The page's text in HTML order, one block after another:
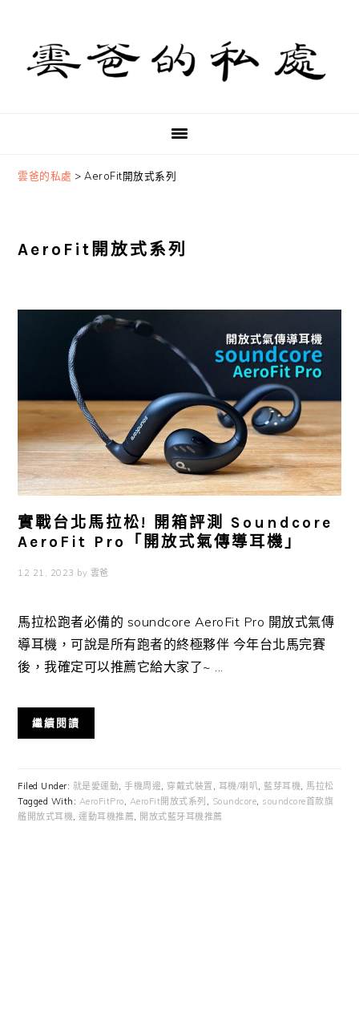
primary
navigation
content
primary
sidebar
雲爸的私處 >AeroFit開放式系列
AeroFit開放式系列
實戰台北馬拉松! 開箱評測 Soundcore
AeroFit Pro「開放式氣傳導耳機」
12 21, 2023 by 雲爸
馬拉松跑者必備的 soundcore AeroFit Pro 開放式氣傳
導耳機，可說是所有跑者的終極夥伴 今年台北馬完賽
後，我確定可以推薦它給大家了~ ...
繼續閱讀
Filed Under: 就是愛運動,手機周邊, 穿戴式裝置 , 耳機/喇叭,藍芽耳機, 馬拉松
Tagged With: AeroFitPro, AeroFit開放式系列 , Soundcore, soundcore首款旗
艦開放式耳機,運動耳機推薦, 開放式藍牙耳機推薦